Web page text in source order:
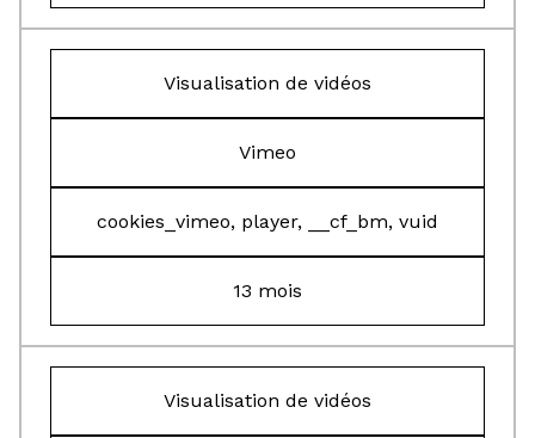
Visualisation de vidéos
Vimeo
cookies_vimeo, player, __cf_bm, vuid
13 mois
Visualisation de vidéos